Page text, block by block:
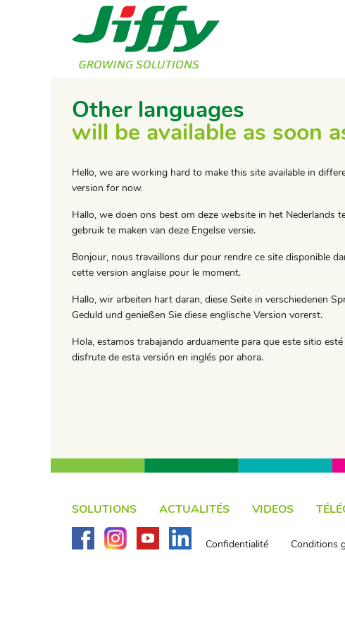
Other languages
will be available as soon
Hello, we are working hard to make this site available in
version for now.
Hallo, we doen ons best om deze website in het Nederlands
gebruik te maken van deze Engelse versie.
Bonjour, nous travaillons dur pour rendre ce site disponible
cette version anglaise pour le moment.
Hallo, wir arbeiten hart daran, diese Seite in verschiedenen
Geduld und genießen Sie diese englische Version vorerst.
Hola, estamos trabajando arduamente para que este sitio
disfrute de esta versión en inglés por ahora.
SOLUTIONS ACTUALITÉS VIDEOS
Confidentialité Conditions